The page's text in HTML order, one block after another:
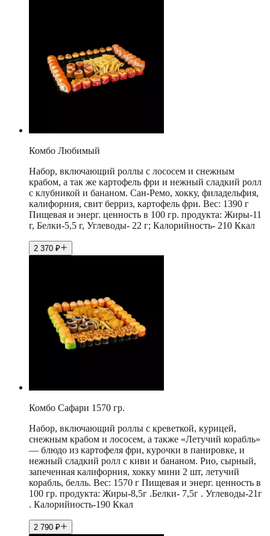
Комбо Любимый
Набор, включающий роллы с лососем и снежным
крабом, а так же картофель фри и нежный сладкий ролл
с клубникой и бананом. Сан-Ремо, хокку, филадельфия,
калифорния, свит берриз, картофель фри. Вес: 1390 г
Пищевая и энерг. ценность в 100 гр. продукта: Жиры-11
г, Белки-5,5 г, Углеводы- 22 г; Калорийность- 210 Ккал
2 370 ₽
Комбо Сафари 1570 гр.
Набор, включающий роллы с креветкой, курицей,
снежным крабом и лососем, а также «Летучий корабль»
— блюдо из картофеля фри, курочки в панировке, и
нежный сладкий ролл с киви и бананом. Рио, сырный,
запеченная калифорния, хокку мини 2 шт, летучий
корабль, белль. Вес: 1570 г Пищевая и энерг. ценность в
100 гр. продукта: Жиры-8,5г .Белки- 7,5г . Углеводы-21г
. Калорийность-190 Ккал
2 790 ₽